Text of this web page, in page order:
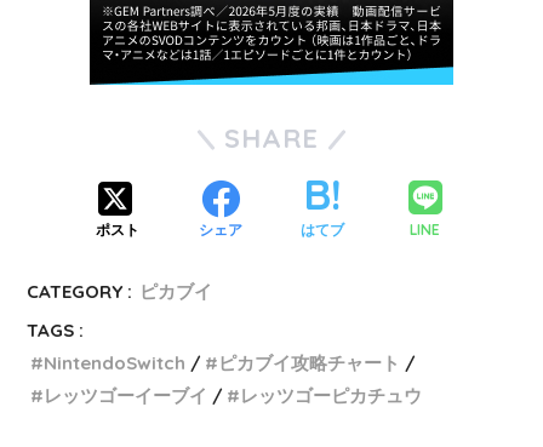
SHARE
ポスト シェア はてブ LINE
CATEGORY : ピカブイ
TAGS :
NintendoSwitch
ピカブイ攻略チャート
レッツゴーイーブイ
レッツゴーピカチュウ